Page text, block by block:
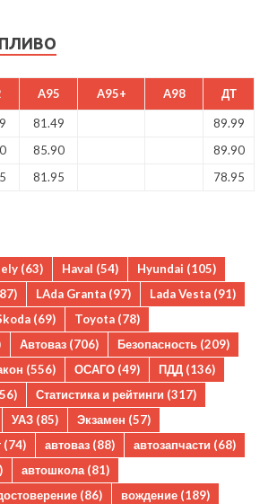
A95 A95+ A98 ДТ
81.49
89.99
85.90
89.90
81.95 78.95
(63) Haval (54) Hyundai (105)
LAda Granta (97) Lada Vesta (91)
(69) Toyota (78)
Автоваз (706) Безопасность (209)
(556) ОСАГО (49) ПДД (136)
Статистика и рейтинги (317)
УАЗ (85) Экзамен (57)
(74) автоваз (88) автозапчасти (68)
автошкола(81)
(86) вождение (189)